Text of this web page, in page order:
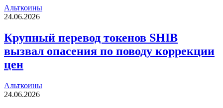
Альткоины
24.06.2026
Крупный перевод токенов SHIB
вызвал опасения по поводу коррекции
цен
Альткоины
24.06.2026